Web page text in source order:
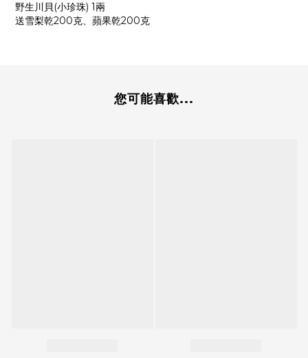
野生川貝(小珍珠) 1兩
送雪梨乾200克、蘋果乾200克
您可能喜歡...